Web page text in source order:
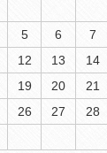
5 6 7
12 13 14
19 20 21
26 27 28